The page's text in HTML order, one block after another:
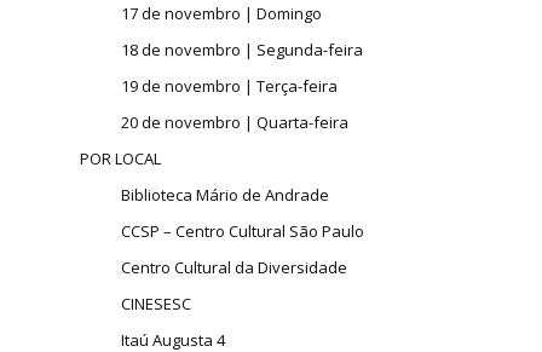
17 de novembro | Domingo
18 de novembro | Segunda-feira
19 de novembro | Terça-feira
20 de novembro | Quarta-feira
POR LOCAL
Biblioteca Mário de Andrade
CCSP – Centro Cultural São Paulo
Centro Cultural da Diversidade
CINESESC
Itaú Augusta 4